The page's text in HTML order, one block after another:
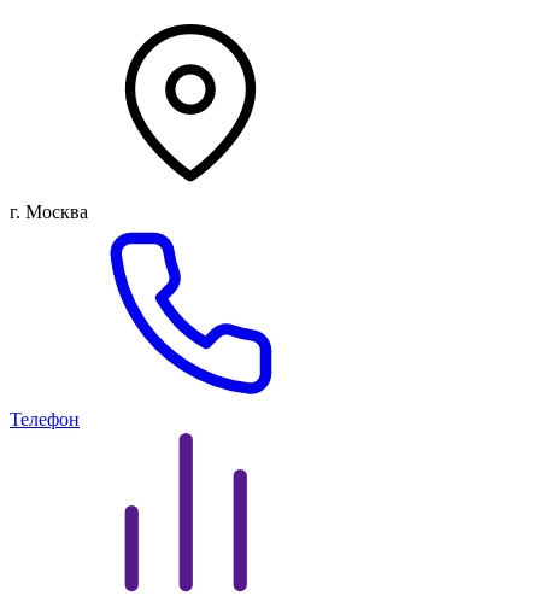
г. Москва
Телефон